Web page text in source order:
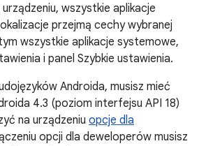
wszystkie aplikacje
przejmą cechy wybranej
wszystkie aplikacje systemowe,
i panel Szybkie ustawienia.
Androida, musisz mieć
4.3 (poziom interfejsu API 18)
na urządzeniu opcje dla
opcji dla deweloperów musisz